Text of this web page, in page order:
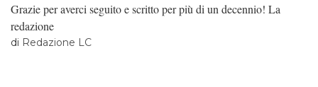
Grazie per averci seguito e scritto per più di un decennio! La
redazione
di Redazione LC